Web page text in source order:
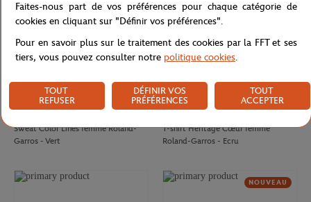
ROLAND GARROS 75,00 €
Sweat Color Lines femme Roland-
Garros - Vert
ROLAND GARROS 37,00 €
T-shirt Heritage Cœur femme
Roland-Garros - Ecru
NOUVEAU
Faites-nous part de vos préférences pour chaque catégorie de
cookies en cliquant sur "Définir vos préférences".
Pour en savoir plus sur le traitement des cookies par la FFT et ses
tiers, vous pouvez consulter notre politique cookies.
TOUT
REFUSER
DÉFINIR VOS
PRÉFÉRENCES
TOUT
ACCEPTER